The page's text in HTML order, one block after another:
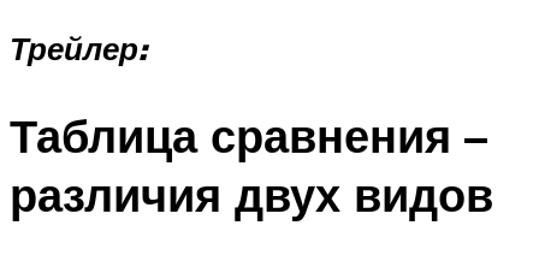
Трейлер:
Таблица сравнения –
различия двух видов